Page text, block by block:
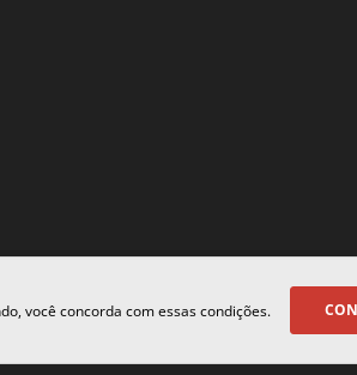
você concorda com essas condições.